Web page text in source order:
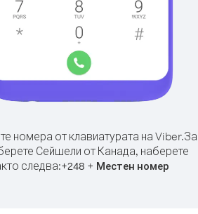
номера от клавиатурата на Viber.За
Сейшели от Канада, наберете
следва:+248 + Местен номер